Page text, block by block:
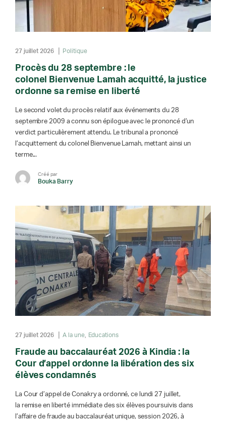
27 juillet 2026 Politique
Procès du 28 septembre : le
colonel Bienvenue Lamah acquitté, la justice
ordonne sa remise en liberté
Le second volet du procès relatif aux événements du 28
septembre 2009 a connu son épilogue avec le prononcé d’un
verdict particulièrement attendu. Le tribunal a prononcé
l’acquittement du colonel Bienvenue Lamah, mettant ainsi un
terme...
Créé par
Bouka Barry
27 juillet 2026 A la une Educations
Fraude au baccalauréat 2026 à Kindia : la
Cour d’appel ordonne la libération des six
élèves condamnés
La Cour d’appel de Conakry a ordonné, ce lundi 27 juillet,
la remise en liberté immédiate des six élèves poursuivis dans
l’affaire de fraude au baccalauréat unique, session 2026, à